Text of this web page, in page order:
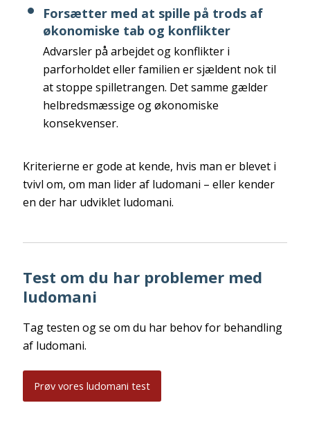
Forsætter med at spille på trods af
økonomiske tab og konflikter
Advarsler på arbejdet og konflikter i
parforholdet eller familien er sjældent nok til
at stoppe spilletrangen. Det samme gælder
helbredsmæssige og økonomiske
konsekvenser.
Kriterierne er gode at kende, hvis man er blevet i
tvivl om, om man lider af ludomani – eller kender
en der har udviklet ludomani.
Test om du har problemer med
ludomani
Tag testen og se om du har behov for behandling
af ludomani.
Prøv vores ludomani test